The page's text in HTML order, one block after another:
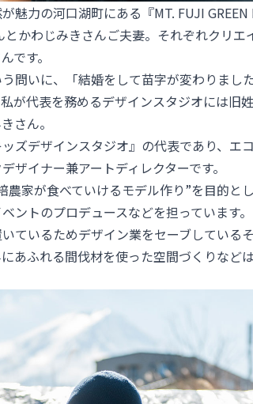
魅力の河口湖町にある『MT. FUJI GREEN
かわじみきさんご夫妻。それぞれクリエ
です。
問いに、「結婚をして苗字が変わりまし
が代表を務めるデザインスタジオには旧
さん。
ズデザインスタジオ』の代表であり、エ
ザイナー兼アートディレクターです。
農家が食べていけるモデル作り”を目的と
ントのプロデュースなどを担っています。
ているためデザイン業をセーブしている
あふれる間伐材を使った空間づくりなど